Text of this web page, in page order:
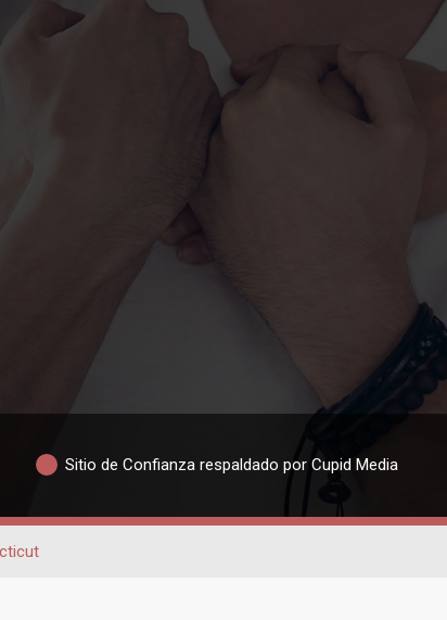
Sitio de Confianza respaldado por Cupid Media